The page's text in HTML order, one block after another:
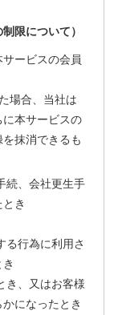
限について）
ービスの会員
場合、当社は
本サービスの
抹消できるも
続、会社更生手
き
る行為に利用さ
き、又はお客様
になったとき